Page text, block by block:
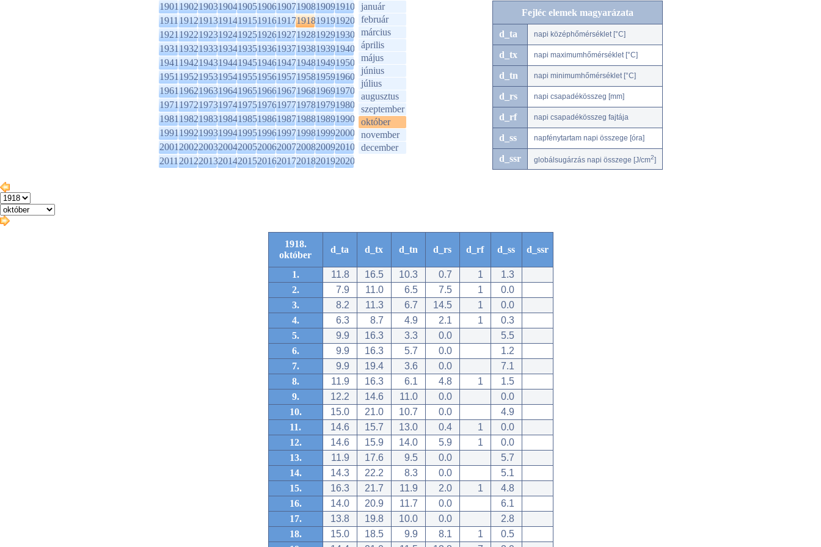
1901190219031904190519061907190819091910
1911191219131914191519161917191819191920
1921192219231924192519261927192819291930
1931193219331934193519361937193819391940
1941194219431944194519461947194819491950
1951195219531954195519561957195819591960
1961196219631964196519661967196819691970
1971197219731974197519761977197819791980
1981198219831984198519861987198819891990
1991199219931994199519961997199819992000
2001200220032004200520062007200820092010
2011201220132014201520162017201820192020
január
február
március
április
május
június
július
augusztus
szeptember
október
november
december
Fejléc elemek magyarázata
d_ta napi középhőmérséklet [°C]
d_tx napi maximumhőmérséklet [°C]
d_tn napi minimumhőmérséklet [°C]
d_rs napi csapadékösszeg [mm]
d_rf napi csapadékösszeg fajtája
d_ss napfénytartam napi összege [óra]
d_ssr globálsugárzás napi összege [J/cm2]
1918.
október
d_ta d_tx d_tn d_rs d_rf d_ss d_ssr
1. 11.8 16.5 10.3 0.7 1
1.3
2.
7.9 11.0 6.5 7.5 1
0.0
3.
8.2 11.3 6.7 14.5 1
0.0
4.
6.3 8.7 4.9 2.1 1
0.3
5.
9.9 16.3 3.3 0.0
5.5
6.
9.9 16.3 5.7 0.0
1.2
7.
9.9 19.4 3.6 0.0
7.1
8.
11.9 16.3 6.1 4.8 1
1.5
9.
12.2 14.6 11.0 0.0
0.0
10.
15.0 21.0 10.7 0.0
4.9
11.
14.6 15.7 13.0 0.4 1
0.0
12.
14.6 15.9 14.0 5.9 1
0.0
13.
11.9 17.6 9.5 0.0
5.7
14.
14.3 22.2 8.3 0.0
5.1
15.
16.3 21.7 11.9 2.0 1
4.8
16.
14.0 20.9 11.7 0.0
6.1
17.
13.8 19.8 10.0 0.0
2.8
18.
15.0 18.5 9.9 8.1 1
0.5